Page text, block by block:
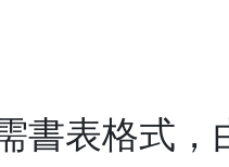
書表格式，